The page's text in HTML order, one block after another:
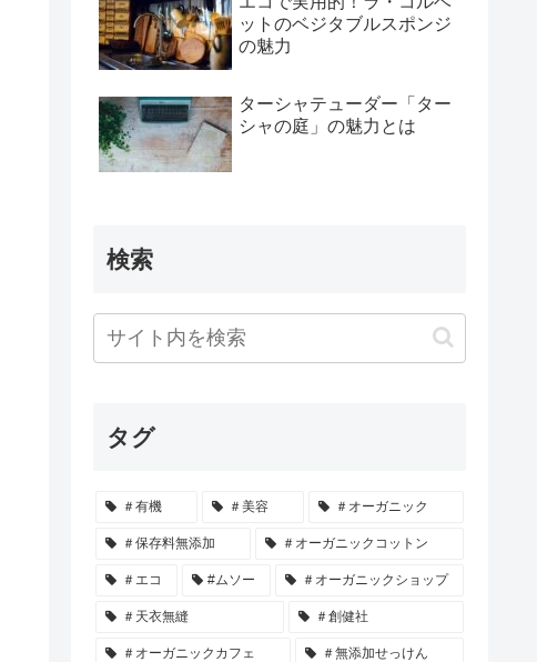
ットのベジタブルスポンジ
の魅力
ターシャテューダー「ター
シャの庭」の魅力とは
検索
タグ
＃有機 ＃美容 ＃オーガニック
＃保存料無添加 ＃オーガニックコットン
＃エコ #ムソー ＃オーガニックショップ
＃天衣無縫 ＃創健社
＃オーガニックカフェ ＃無添加せっけん